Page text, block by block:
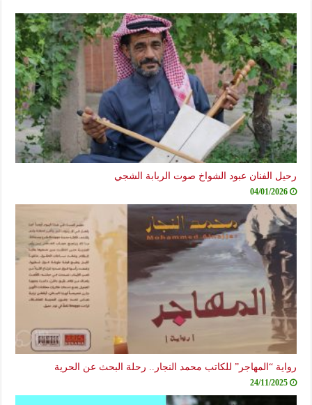
رحيل الفنان عبود الشواخ صوت الربابة الشجي
04/01/2026
رواية “المهاجر” للكاتب محمد النجار.. رحلة البحث عن الحرية
24/11/2025